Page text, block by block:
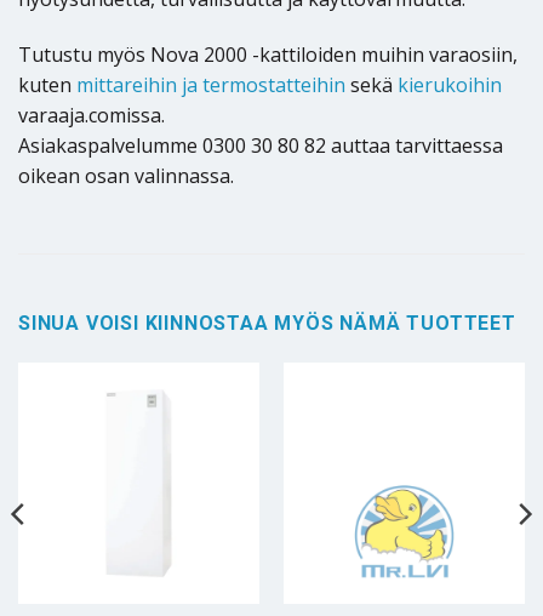
Tutustu myös Nova 2000 -kattiloiden muihin varaosiin,
kuten mittareihin ja termostatteihin sekä kierukoihin
varaaja.comissa.
Asiakaspalvelumme 0300 30 80 82 auttaa tarvittaessa
oikean osan valinnassa.
SINUA VOISI KIINNOSTAA MYÖS NÄMÄ TUOTTEET